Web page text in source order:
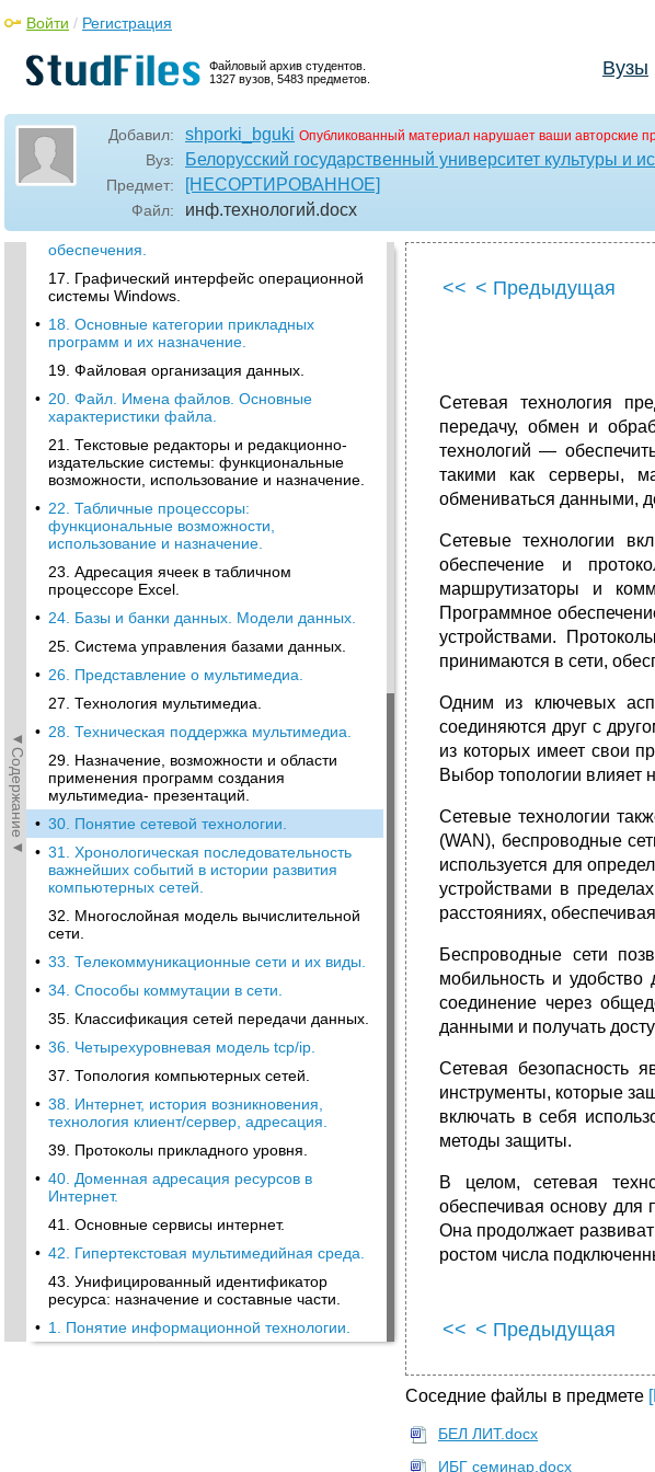
Файловый архив студентов.
1327 вузов, 5483 предметов.
Войти / Регистрация
Вузы
Добавил: shporki_bguki Опубликованный материал нарушает ваши авторские
Вуз: Белорусский государственный университет культуры и
Предмет: [НЕСОРТИРОВАННОЕ]
Файл: инф.технологий.docx
◄Содержание◄
• 12. Основные блоки базовой конфигурации,
13. Внутренние устройства системного
внешняя память, электронные платы,
контроллеры, шины и порты, видеокарта,
звуковая карта,сетевая карта.
•
14. Периферийные устройства.
15. Устройства для хранения данных.
• 16. Классификация программного
обеспечения.
17. Графический интерфейс операционной
системы Windows.
• 18. Основные категории прикладных
программ и их назначение.
19. Файловая организация данных.
• 20. Файл. Имена файлов. Основные
характеристики файла.
21. Текстовые редакторы и редакционно-
издательские системы: функциональные
возможности, использование и назначение.
• 22. Табличные процессоры:
функциональные возможности,
использование и назначение.
23. Адресация ячеек в табличном
процессоре Excel.
• 24. Базы и банки данных. Модели данных.
25. Система управления базами данных.
• 26. Представление о мультимедиа.
27. Технология мультимедиа.
• 28. Техническая поддержка мультимедиа.
29. Назначение, возможности и области
применения программ создания
мультимедиа- презентаций.
• 30. Понятие сетевой технологии.
• 31. Хронологическая последовательность
важнейших событий в истории развития
компьютерных сетей.
32. Многослойная модель вычислительной
сети.
• 33. Телекоммуникационные сети и их виды.
• 34. Способы коммутации в сети.
35. Классификация сетей передачи данных.
• 36. Четырехуровневая модель tcp/ip.
37. Топология компьютерных сетей.
• 38. Интернет, история возникновения,
технология клиент/сервер, адресация.
39. Протоколы прикладного уровня.
• 40. Доменная адресация ресурсов в
Интернет.
41. Основные сервисы интернет.
• 42. Гипертекстовая мультимедийная среда.
43. Унифицированный идентификатор
ресурса: назначение и составные части.
• 1. Понятие информационной технологии.
<< < Предыдущая
Сетевая технология
передачу, обмен и
технологий —
такими как серверы,
обмениваться данными,
Сетевые технологии
обеспечение и
маршрутизаторы и
Программное
устройствами.
принимаются в сети,
Одним из ключевых
соединяются друг с
из которых имеет свои
Выбор топологии влияет
Сетевые технологии
(WAN), беспроводные
используется для
устройствами в
расстояниях,
Беспроводные сети
мобильность и
соединение через
данными и получать
Сетевая безопасность
инструменты, которые
включать в себя
методы защиты.
В целом, сетевая
обеспечивая основу для
Она продолжает
ростом числа
<< < Предыдущая
Соседние файлы в предмете
БЕЛ ЛИТ.docx
ИБГ семинар.docx